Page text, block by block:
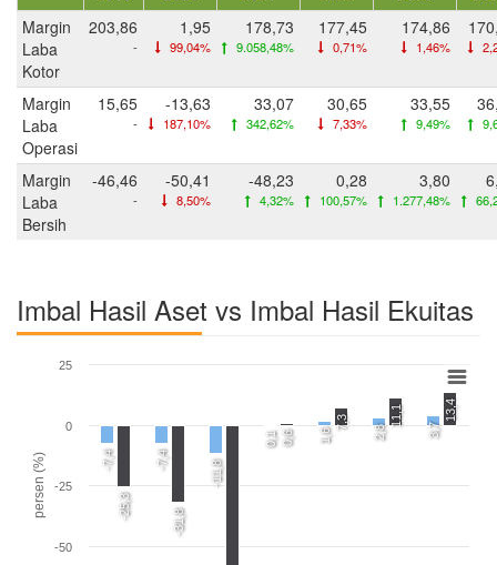
Margin
Laba
Kotor
203,86
-
1,95
99,04%
178,73
9.058,48%
177,45
0,71%
174,86
1,46%
Margin
Laba
Operasi
15,65
-
-13,63
187,10%
33,07
342,62%
30,65
7,33%
33,55
9,49%
Margin
Laba
Bersih
-46,46
-
-50,41
8,50%
-48,23
4,32%
0,28
100,57%
3,80
1.277,48%
Imbal Hasil Aset vs Imbal Hasil Ekuitas
persen (%) -7,4 -7,4 -11,8
0,1 1,6 2,8 3,7
-25,3
-31,8
0,6
7,3 11,1 13,4
-50
-25
0
25